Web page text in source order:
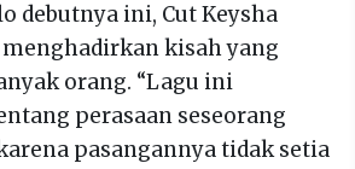
debutnya ini, Cut Keysha
kisah yang
orang. “Lagu ini
perasaan seseorang
pasangannya tidak setia